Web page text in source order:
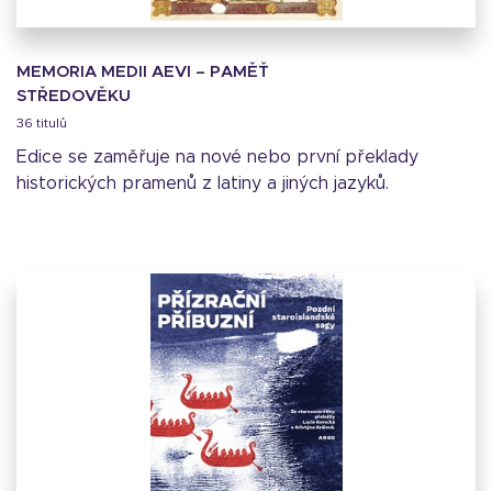
MEMORIA MEDII AEVI – PAMĚŤ
STŘEDOVĚKU
36 titulů
Edice se zaměřuje na nové nebo první překlady
historických pramenů z latiny a jiných jazyků.